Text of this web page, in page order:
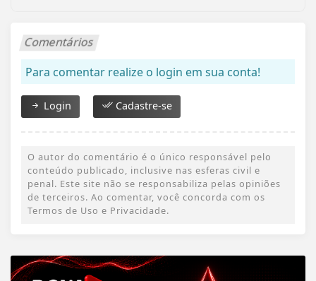
Comentários
Para comentar realize o login em sua conta!
Login Cadastre-se
O autor do comentário é o único responsável pelo
conteúdo publicado, inclusive nas esferas civil e
penal. Este site não se responsabiliza pelas opiniões
de terceiros. Ao comentar, você concorda com os
Termos de Uso e Privacidade.